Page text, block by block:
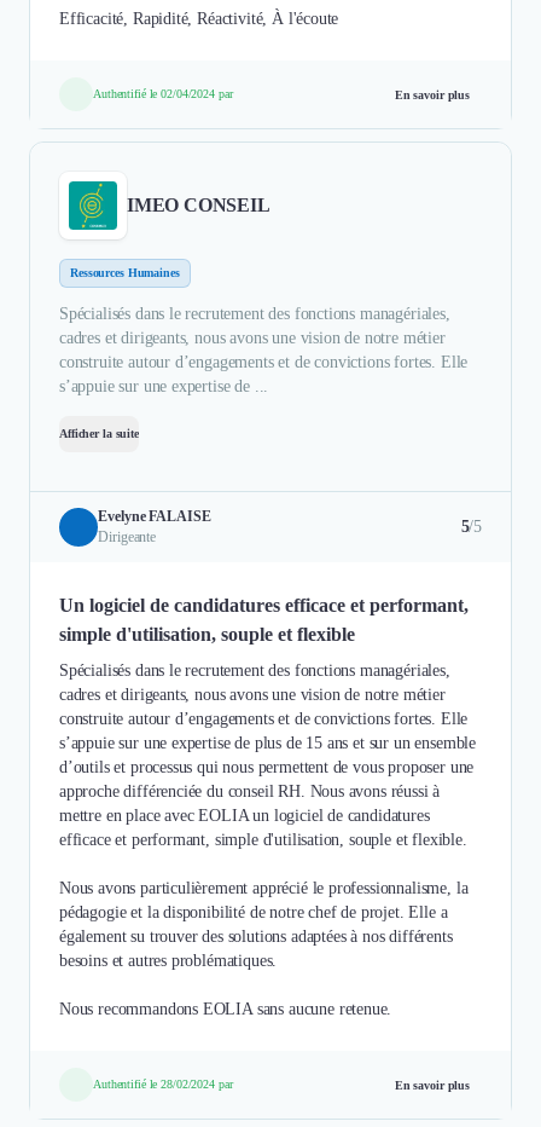
Efficacité, Rapidité, Réactivité, À l'écoute
Authentifié le 02/04/2024 par En savoir plus
IMEO CONSEIL
Ressources Humaines
Spécialisés dans le recrutement des fonctions managériales,
cadres et dirigeants, nous avons une vision de notre métier
construite autour d’engagements et de convictions fortes. Elle
s’appuie sur une expertise de ...
Afficher la suite
Evelyne FALAISE
Dirigeante
5/5
Un logiciel de candidatures efficace et performant,
simple d'utilisation, souple et flexible
Spécialisés dans le recrutement des fonctions managériales,
cadres et dirigeants, nous avons une vision de notre métier
construite autour d’engagements et de convictions fortes. Elle
s’appuie sur une expertise de plus de 15 ans et sur un ensemble
d’outils et processus qui nous permettent de vous proposer une
approche différenciée du conseil RH. Nous avons réussi à
mettre en place avec EOLIA un logiciel de candidatures
efficace et performant, simple d'utilisation, souple et flexible.
Nous avons particulièrement apprécié le professionnalisme, la
pédagogie et la disponibilité de notre chef de projet. Elle a
également su trouver des solutions adaptées à nos différents
besoins et autres problématiques.
Nous recommandons EOLIA sans aucune retenue.
Authentifié le 28/02/2024 par En savoir plus